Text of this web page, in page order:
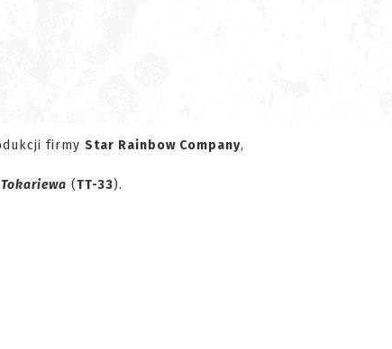
firmy Star Rainbow Company,
Tokariewa (TT-33).